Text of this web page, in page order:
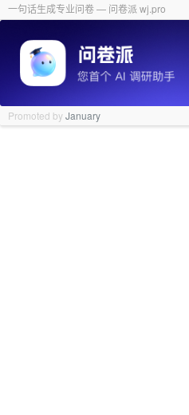
一句话生成专业问卷 — 问卷派 wj.pro
Promoted byJanuary